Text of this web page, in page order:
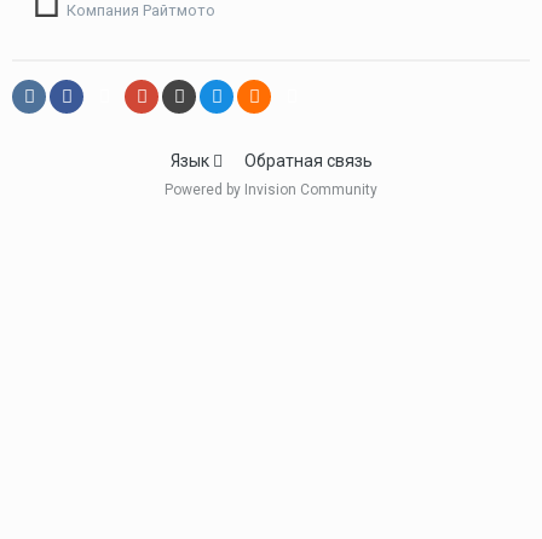
Компания Райтмото
Язык Обратная связь
Powered by Invision Community